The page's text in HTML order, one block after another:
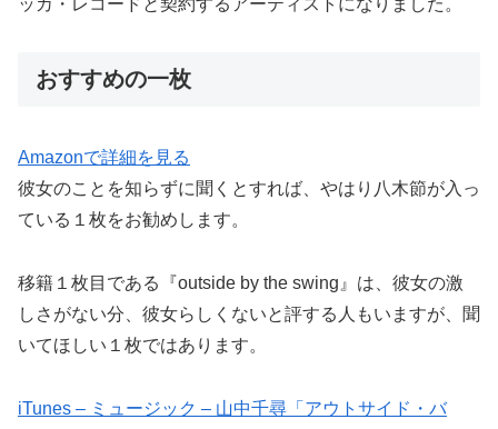
ッカ・レコードと契約するアーティストになりました。
おすすめの一枚
Amazonで詳細を見る
彼女のことを知らずに聞くとすれば、やはり八木節が入っ
ている１枚をお勧めします。
移籍１枚目である『outside by the swing』は、彼女の激
しさがない分、彼女らしくないと評する人もいますが、聞
いてほしい１枚ではあります。
iTunes – ミュージック – 山中千尋「アウトサイド・バ